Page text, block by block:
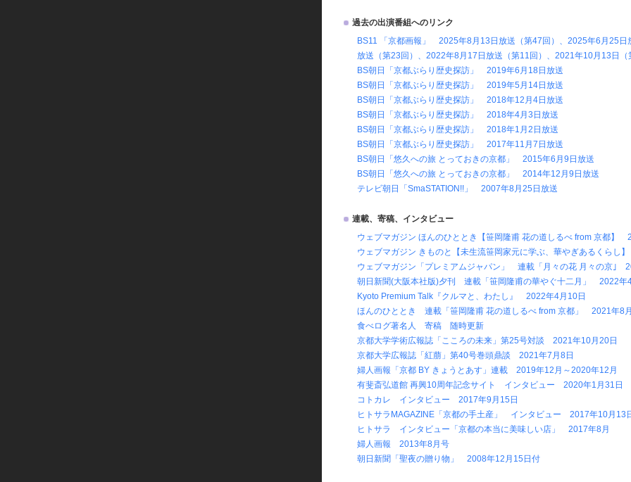
過去の出演番組へのリンク
BS11 「京都画報」 2025年8月13日放送（第47回）、2025年6月25日
放送（第23回）、2022年8月17日放送（第11回）、2021年10月13日（
BS朝日「京都ぶらり歴史探訪」 2019年6月18日放送
BS朝日「京都ぶらり歴史探訪」 2019年5月14日放送
BS朝日「京都ぶらり歴史探訪」 2018年12月4日放送
BS朝日「京都ぶらり歴史探訪」 2018年4月3日放送
BS朝日「京都ぶらり歴史探訪」 2018年1月2日放送
BS朝日「京都ぶらり歴史探訪」 2017年11月7日放送
BS朝日「悠久への旅 とっておきの京都」 2015年6月9日放送
BS朝日「悠久への旅 とっておきの京都」 2014年12月9日放送
テレビ朝日「SmaSTATION!!」 2007年8月25日放送
連載、寄稿、インタビュー
ウェブマガジン ほんのひととき【笹岡隆甫 花の道しるべ from 京都】
ウェブマガジン きものと【未生流笹岡家元に学ぶ、華やぎあるくら
ウェブマガジン「プレミアムジャパン」 連載「月々の花 月々の京｣
朝日新聞(大阪本社版)夕刊 連載「笹岡隆甫の華やぐ十二月」 2022年
Kyoto Premium Talk『クルマと、わたし』 2022年4月10日
ほんのひととき 連載「笹岡隆甫 花の道しるべ from 京都」 2021年8
食べログ著名人 寄稿 随時更新
京都大学学術広報誌「こころの未来」第25号対談 2021年10月20日
京都大学広報誌「紅萠」第40号巻頭鼎談 2021年7月8日
婦人画報「京都 BY きょうとあす」連載 2019年12月～2020年12月
有斐斎弘道館 再興10周年記念サイト インタビュー 2020年1月31日
コトカレ インタビュー 2017年9月15日
ヒトサラMAGAZINE「京都の手土産」 インタビュー 2017年10月13
ヒトサラ インタビュー「京都の本当に美味しい店」 2017年8月
婦人画報 2013年8月号
朝日新聞「聖夜の贈り物」 2008年12月15日付